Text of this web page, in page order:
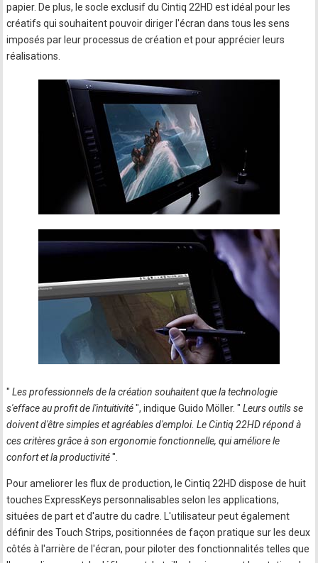
papier. De plus, le socle exclusif du Cintiq 22HD est idéal pour les
créatifs qui souhaitent pouvoir diriger l'écran dans tous les sens
imposés par leur processus de création et pour apprécier leurs
réalisations.
" Les professionnels de la création souhaitent que la technologie
s'efface au profit de l'intuitivité", indique Guido Möller. " Leurs outils se
doivent d'être simples et agréables d'emploi. Le Cintiq 22HD répond à
ces critères grâce à son ergonomie fonctionnelle, qui améliore le
confort et la productivité".
Pour ameliorer les flux de production, le Cintiq 22HD dispose de huit
touches ExpressKeys personnalisables selon les applications,
situées de part et d'autre du cadre. L'utilisateur peut également
définir des Touch Strips, positionnées de façon pratique sur les deux
côtés à l'arrière de l'écran, pour piloter des fonctionnalités telles que